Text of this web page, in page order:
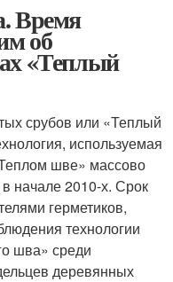
Время
об
«Теплый
срубов или «Теплый
используемая
шве» массово
начале 2010-х. Срок
герметиков,
технологии
шва» среди
деревянных